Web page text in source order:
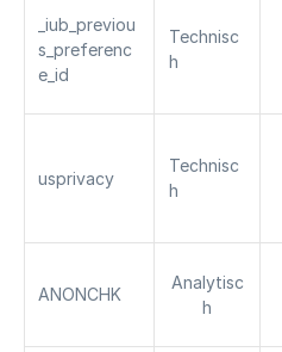
_iub_previou
s_preferenc
e_id
Technisc
h
usprivacy
Technisc
h
ANONCHK
Analytisc
h